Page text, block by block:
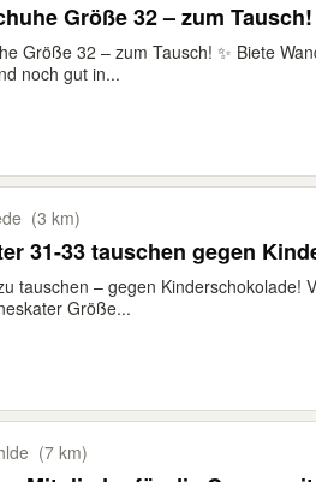
Größe 32 – zum Tausch!
Größe 32 – zum Tausch! ✨ Biete
noch gut in...
(3 km)
31-33 tauschen gegen
tauschen – gegen Kinderschokolade!
Größe...
(7 km)